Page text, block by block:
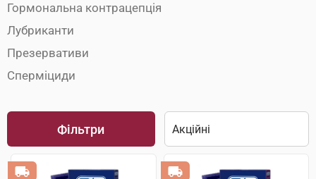
Гормональна контрацепція
Лубриканти
Презервативи
Сперміциди
Фільтри